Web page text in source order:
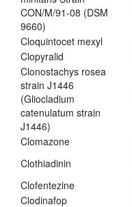
CON/M/91-08 (DSM
9660)
Cloquintocet mexyl
Clopyralid
Clonostachys rosea
strain J1446
(Gliocladium
catenulatum strain
J1446)
Clomazone
Clothiadinin
Clofentezine
Clodinafop